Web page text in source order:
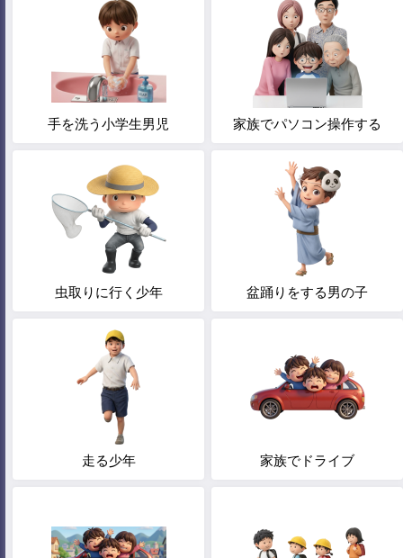
手を洗う小学生男児 家族でパソコン操作する
虫取りに行く少年 盆踊りをする男の子
走る少年 家族でドライブ